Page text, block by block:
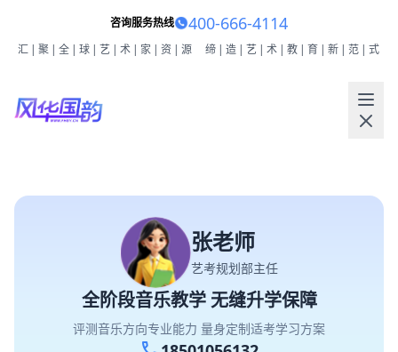
咨询服务热线 400-666-4114
汇|聚|全|球|艺|术|家|资|源 缔|造|艺|术|教|育|新|范|式
张老师
艺考规划部主任
全阶段音乐教学 无缝升学保障
评测音乐方向专业能力 量身定制适考学习方案